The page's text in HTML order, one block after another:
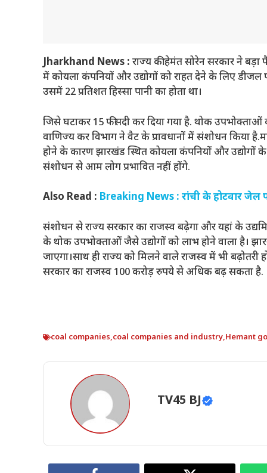
Jharkhand News : राज्य की हेमंत सोरेन सरकार ने
में कोयला कंपनियों और उद्योगों को राहत देने के लिए
उसमें 22 प्रतिशत हिस्सा पानी का होता था।
जिसे घटाकर 15 फीसदी कर दिया गया है. थोक
वाणिज्य कर विभाग ने वैट के प्रावधानों में संशोधन किया
होने के कारण झारखंड स्थित कोयला कंपनियों और उद्योगों के
संशोधन से आम लोग प्रभावित नहीं होंगे.
Also Read : Breaking News : रांची के होटवार जेल
संशोधन से राज्य सरकार का राजस्व बढ़ेगा और यहां के
के थोक उपभोक्ताओं जैसे उद्योगों को लाभ होने वाला है।
जाएगा।साथ ही राज्य को मिलने वाले राजस्व में भी
सरकार का राजस्व 100 करोड़ रुपये से अधिक बढ़ सकता है.
coal companies,coal companies and industry,Hemant
TV45 BJ